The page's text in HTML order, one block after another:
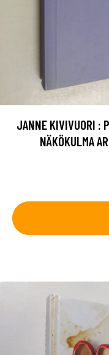
JANNE KIVIVUORI :
NÄKÖKULMA